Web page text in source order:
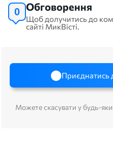
0 Обговорення
Щоб долучитись до
сайті МикВісті.
Приєднатись
Можете скасувати у будь-